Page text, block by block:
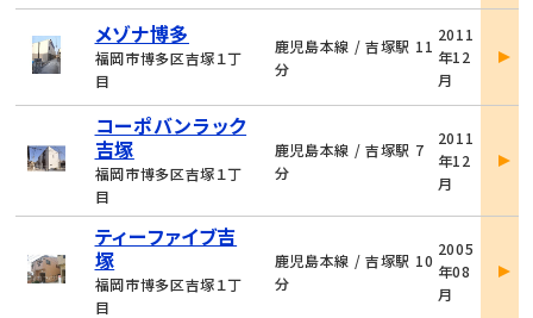
メゾナ博多
福岡市博多区吉塚１丁
目
鹿児島本線 / 吉塚駅 11
分
2011
年12
月
詳
コーポバンラック
吉塚
福岡市博多区吉塚１丁
目
鹿児島本線 / 吉塚駅 7
分
2011
年12
月
詳
ティーファイブ吉
塚
福岡市博多区吉塚１丁
目
鹿児島本線 / 吉塚駅 10
分
2005
年08
月
詳